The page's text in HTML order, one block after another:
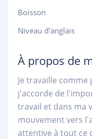
Boisson
Niveau d'anglais
À propos de
Je travaille
j'accorde de
travail et dans ma
mouvement vers
attentive à tout ce